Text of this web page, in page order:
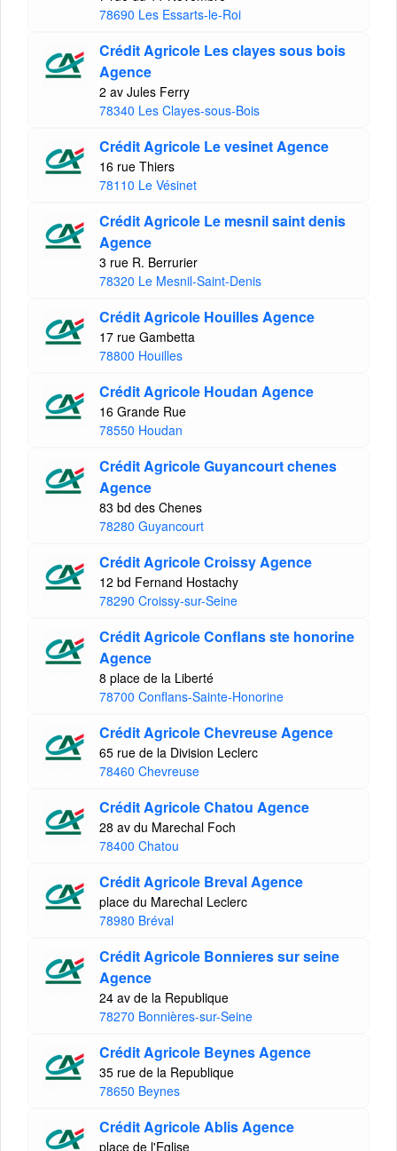
78690 Les Essarts-le-Roi
Crédit Agricole Les clayes sous bois
Agence
2 av Jules Ferry
78340 Les Clayes-sous-Bois
Crédit Agricole Le vesinet Agence
16 rue Thiers
78110 Le Vésinet
Crédit Agricole Le mesnil saint denis
Agence
3 rue R. Berrurier
78320 Le Mesnil-Saint-Denis
Crédit Agricole Houilles Agence
17 rue Gambetta
78800 Houilles
Crédit Agricole Houdan Agence
16 Grande Rue
78550 Houdan
Crédit Agricole Guyancourt chenes
Agence
83 bd des Chenes
78280 Guyancourt
Crédit Agricole Croissy Agence
12 bd Fernand Hostachy
78290 Croissy-sur-Seine
Crédit Agricole Conflans ste honorine
Agence
8 place de la Liberté
78700 Conflans-Sainte-Honorine
Crédit Agricole Chevreuse Agence
65 rue de la Division Leclerc
78460 Chevreuse
Crédit Agricole Chatou Agence
28 av du Marechal Foch
78400 Chatou
Crédit Agricole Breval Agence
place du Marechal Leclerc
78980 Bréval
Crédit Agricole Bonnieres sur seine
Agence
24 av de la Republique
78270 Bonnières-sur-Seine
Crédit Agricole Beynes Agence
35 rue de la Republique
78650 Beynes
Crédit Agricole Ablis Agence
place de l'Eglise